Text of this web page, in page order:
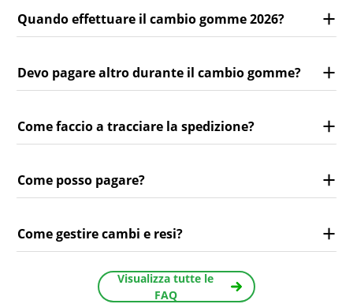
Quando effettuare il cambio gomme 2026?
Devo pagare altro durante il cambio gomme?
Come faccio a tracciare la spedizione?
Come posso pagare?
Come gestire cambi e resi?
Visualizza tutte le
FAQ